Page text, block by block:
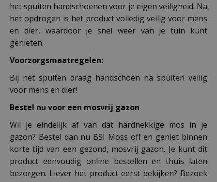
het spuiten handschoenen voor je eigen veiligheid. Na
het opdrogen is het product volledig veilig voor mens
en dier, waardoor je snel weer van je tuin kunt
genieten.
Voorzorgsmaatregelen:
Bij het spuiten draag handschoen na spuiten veilig
voor mens en dier!
Bestel nu voor een mosvrij gazon
Wil je eindelijk af van dat hardnekkige mos in je
gazon? Bestel dan nu BSI Moss off en geniet binnen
korte tijd van een gezond, mosvrij gazon. Je kunt dit
product eenvoudig online bestellen en thuis laten
bezorgen. Liever het product eerst bekijken? Bezoek